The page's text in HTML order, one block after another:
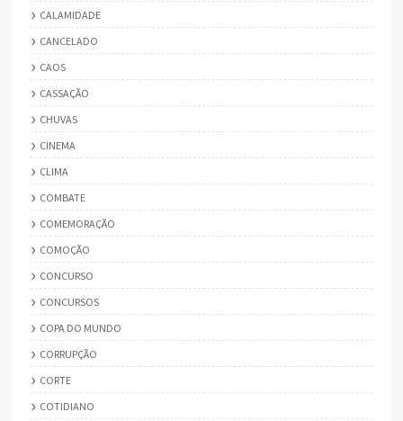
CALAMIDADE
CANCELADO
CAOS
CASSAÇÃO
CHUVAS
CINEMA
CLIMA
COMBATE
COMEMORAÇÃO
COMOÇÃO
CONCURSO
CONCURSOS
COPA DO MUNDO
CORRUPÇÃO
CORTE
COTIDIANO